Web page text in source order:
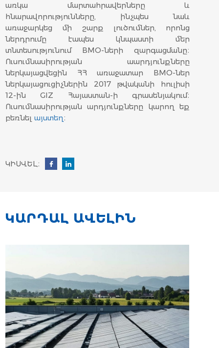
առկա մարտահրավերները և
հնարավորությունները, ինչպես նաև
առաջարկեց մի շարք լուծումներ, որոնց
ներդրումը էապես կնպաստի մեր
տնտեսությունում BMO-ների զարգացմանը։
Ուսումնասիրության աարդյունքները
ներկայացվեցին ՀՀ առաջատար BMO-ներ
ներկայացուցիչներին 2017 թվականի հուլիսի
12-ին GIZ Հայաստան-ի գրասենյակում։
Ուսումնասիրության արդյունքները կարող եք
բեռնելայստեղ։
ԿԻՍՎԵԼ։
ԿԱՐԴԱԼ ԱՎԵԼԻՆ